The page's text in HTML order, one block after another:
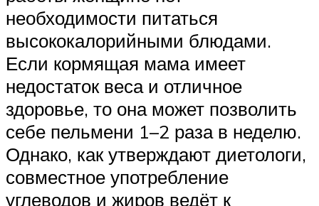
необходимости питаться
высококалорийными блюдами.
Если кормящая мама имеет
недостаток веса и отличное
здоровье, то она может позволить
себе пельмени 1–2 раза в неделю.
Однако, как утверждают диетологи,
совместное употребление
углеводов и жиров ведёт к